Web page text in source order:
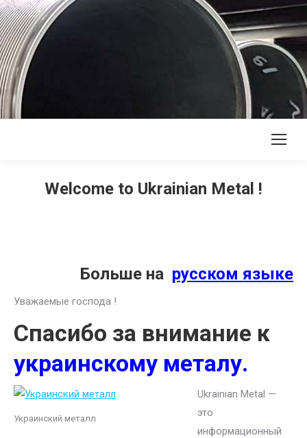
Welcome to Ukrainian Metal !
Больше на русском языке
Уважаемые господа !
Спасибо за внимание к
украинскому металу.
Украинский металл
Ukrainian Metal —
это
информационный